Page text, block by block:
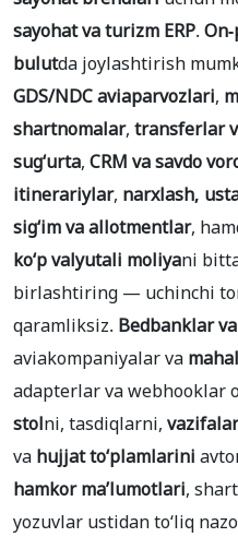
sayohat va turizm ERP.
bulutda joylashtirish
GDS/NDC aviaparvozlari,
shartnomalar,transferlar
sugʻurta,CRM va savdo
itinerariylar,narxlash,
sigʻim va allotmentlar,
koʻp valyutali moliyani
birlashtiring — uchinchi
qaramliksiz.Bedbanklar
aviakompaniyalar va
adapterlar va webhooklar
stolni, tasdiqlarni,
vahujjat toʻplamlarini
hamkor maʼlumotlari,
yozuvlar ustidan toʻliq